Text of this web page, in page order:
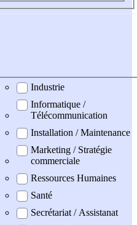
Industrie
Informatique /
Télécommunication
Installation / Maintenance
Marketing / Stratégie
commerciale
Ressources Humaines
Santé
Secrétariat / Assistanat